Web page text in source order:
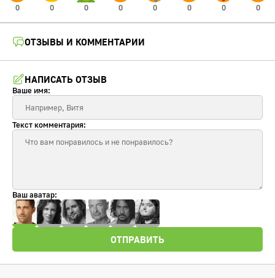
0 0 0 0 0 0 0 0
ОТЗЫВЫ И КОММЕНТАРИИ
НАПИСАТЬ ОТЗЫВ
Ваше имя:
Текст комментария:
Ваш аватар:
ОТПРАВИТЬ